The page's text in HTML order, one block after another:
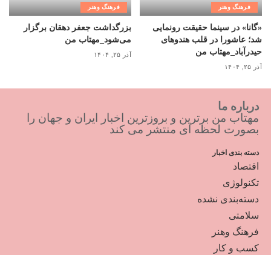
فرهنگ وهنر
«گانا» در سینما حقیقت رونمایی
شد؛ عاشورا در قلب هندوهای
حیدرآباد_مهتاب من
آذر ۲۵, ۱۴۰۴
فرهنگ وهنر
بزرگداشت جعفر دهقان برگزار
می‌شود_مهتاب من
آذر ۲۵, ۱۴۰۴
درباره ما
مهتاب من برترین و بروزترین اخبار ایران و جهان را
بصورت لحظه ای منتشر می کند
دسته بندی اخبار
اقتصاد
تکنولوژی
دسته‌بندی نشده
سلامتی
فرهنگ وهنر
کسب و کار